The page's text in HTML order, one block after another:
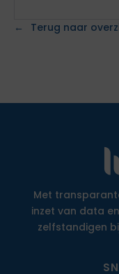
Terug naar
Met
inzet van data
zelfstandigen